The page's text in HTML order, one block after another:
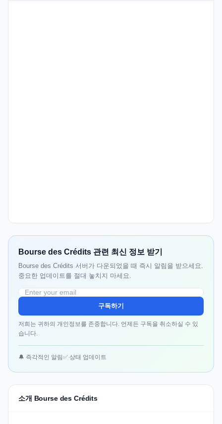
Bourse des Crédits 관련 최신 정보 받기
Bourse des Crédits 서버가 다운되었을 때 즉시 알림을 받으세요.
중요한 업데이트를 절대 놓치지 마세요.
구독하기
저희는 귀하의 개인정보를 존중합니다. 언제든 구독을 취소하실 수 있
습니다.
🔔 즉각적인 알림✅ 상태 업데이트
소개 Bourse des Crédits